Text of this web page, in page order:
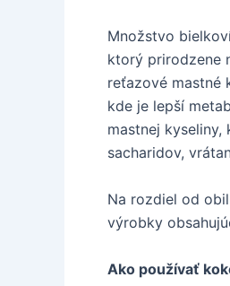
Množstvo
ktorý prirodzene
reťazové mastné
kde je lepší
mastnej
sacharidov,
Na rozdiel od
výrobky
Ako používať